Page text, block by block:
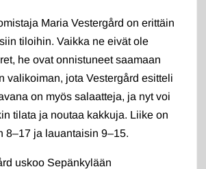
Maria Vestergård on erittäin
tiloihin. Vaikka ne eivät ole
he ovat onnistuneet saamaan
valikoiman, jota Vestergård esitteli
on myös salaatteja, ja nyt voi
tilata ja noutaa kakkuja. Liike on
8–17 ja lauantaisin 9–15.
uskoo Sepänkylään